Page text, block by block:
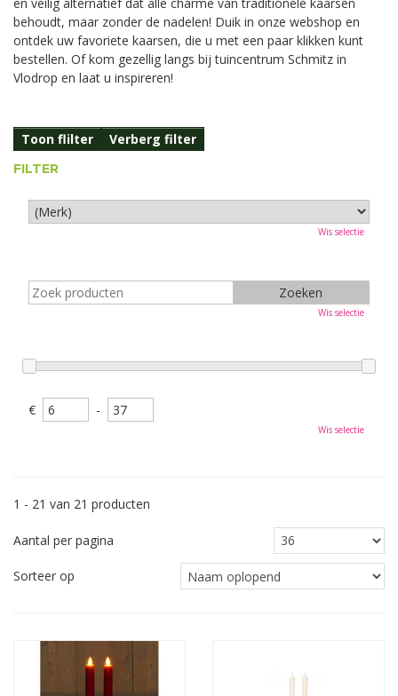
behoudt, maar zonder de nadelen! Duik in onze webshop en
ontdek uw favoriete kaarsen, die u met een paar klikken kunt
bestellen. Of kom gezellig langs bij tuincentrum Schmitz in
Vlodrop en laat u inspireren!
Toon flilter Verberg filter
FILTER
Wis selectie
Wis selectie
€ -
Wis selectie
1 - 21 van 21 producten
Aantal per pagina
Sorteer op